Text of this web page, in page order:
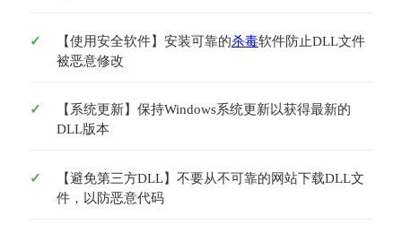
【使用安全软件】安装可靠的杀毒软件防止DLL文件
被恶意修改
【系统更新】保持Windows系统更新以获得最新的
DLL版本
【避免第三方DLL】不要从不可靠的网站下载DLL文
件，以防恶意代码